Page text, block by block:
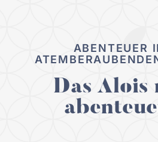
ABENTEUER
Das Alois